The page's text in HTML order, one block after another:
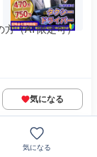
（AT限定可）
気になる
)￤90%が未経
気になる